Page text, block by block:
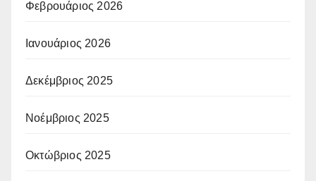
Φεβρουάριος 2026
Ιανουάριος 2026
Δεκέμβριος 2025
Νοέμβριος 2025
Οκτώβριος 2025